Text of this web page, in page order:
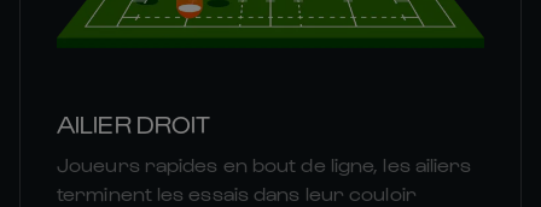
AILIER DROIT
Joueurs rapides en bout de ligne, les ailiers
terminent les essais dans leur couloir